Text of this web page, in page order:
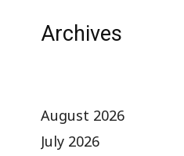
Archives
August 2026
July 2026